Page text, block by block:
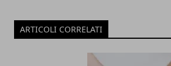
ARTICOLI CORRELATI